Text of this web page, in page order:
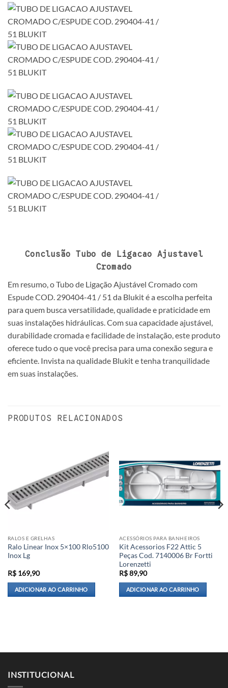
Conclusão Tubo de Ligacao Ajustavel
Cromado
Em resumo, o Tubo de Ligação Ajustável Cromado com
Espude COD. 290404-41 / 51 da Blukit é a escolha perfeita
para quem busca versatilidade, qualidade e praticidade em
suas instalações hidráulicas. Com sua capacidade ajustável,
durabilidade cromada e facilidade de instalação, este produto
oferece tudo o que você precisa para uma conexão segura e
eficiente. Invista na qualidade Blukit e tenha tranquilidade
em suas instalações.
PRODUTOS RELACIONADOS
RALOS E GRELHAS
Ralo Linear Inox 5×100 Rlo5100
Inox Lg
R$169,90
ADICIONAR AO CARRINHO
ACESSÓRIOS PARA BANHEIROS
Kit Acessorios F22 Attic 5
Peças Cod. 7140006 Br Fortti
Lorenzetti
R$89,90
ADICIONAR AO CARRINHO
INSTITUCIONAL